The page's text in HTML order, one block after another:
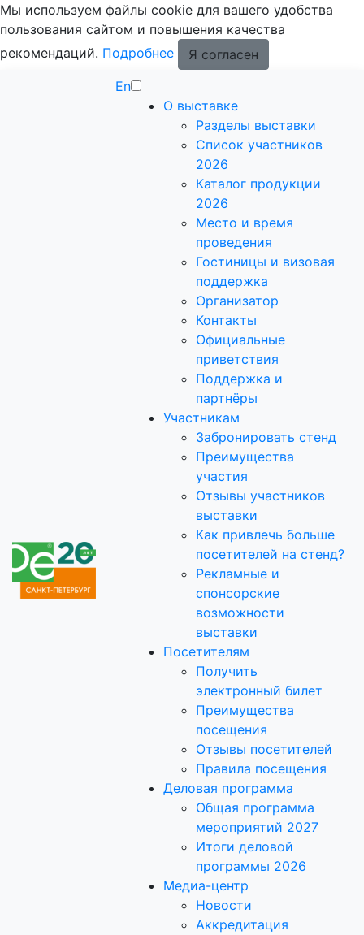
Мы используем файлы cookie для вашего удобства
пользования сайтом и повышения качества
рекомендаций. Подробнее
Я согласен
En
О выставке
Разделы выставки
Список участников
2026
Каталог продукции
2026
Место и время
проведения
Гостиницы и визовая
поддержка
Организатор
Контакты
Официальные
приветствия
Поддержка и
партнёры
Участникам
Забронировать стенд
Преимущества
участия
Отзывы участников
выставки
Как привлечь больше
посетителей на стенд?
Рекламные и
спонсорские
возможности
выставки
Посетителям
Получить
электронный билет
Преимущества
посещения
Отзывы посетителей
Правила посещения
Деловая программа
Общая программа
мероприятий 2027
Итоги деловой
программы 2026
Медиа-центр
Новости
Аккредитация